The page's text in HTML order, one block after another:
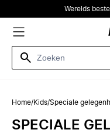
Werelds
Home/Kids/Speciale
SPECIALE